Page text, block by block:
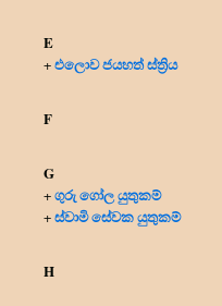
E
+එලොව ජයහත් ස්ත්‍රිය
F
G
+ගුරු ගෝල යුතුකම්
+ස්වාමි සේවක යුතුකම්
H